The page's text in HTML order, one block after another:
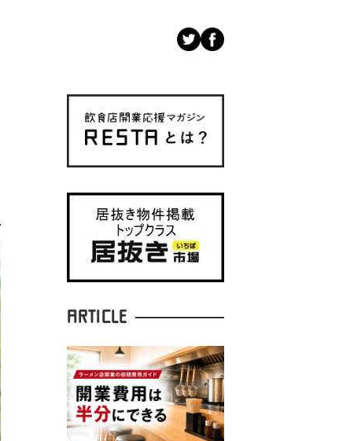
ARTICLE